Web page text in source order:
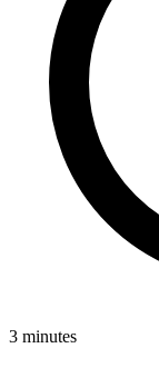
3 minutes